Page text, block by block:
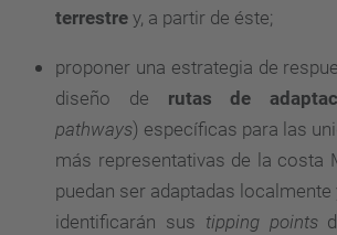
terrestre y, a partir de éste;
proponer una estrategia de
diseño de rutas de
pathways) específicas para las
más representativas de la costa
puedan ser adaptadas localmente
identificarán sus tipping points